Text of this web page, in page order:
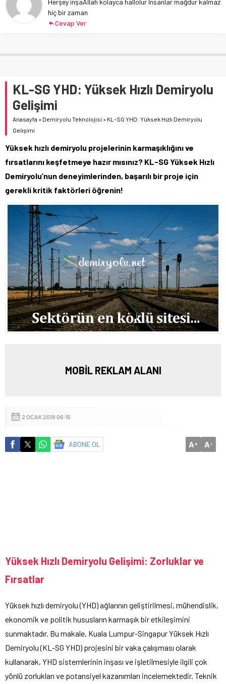
Herşey inşaAllah kolayca hallolur Insanlar mağdur kalmaz
hiç bir zaman
Cevap Ver
KL-SG YHD: Yüksek Hızlı Demiryolu
Gelişimi
Anasayfa » Demiryolu Teknolojisi » KL-SG YHD: Yüksek Hızlı Demiryolu
Gelişimi
Yüksek hızlı demiryolu projelerinin karmaşıklığını ve
fırsatlarını keşfetmeye hazır mısınız? KL-SG Yüksek Hızlı
Demiryolu’nun deneyimlerinden, başarılı bir proje için
gerekli kritik faktörleri öğrenin!
MOBİL REKLAM ALANI
2 OCAK 2018 06:15
ABONE OL A+ A-
Yüksek Hızlı Demiryolu Gelişimi: Zorluklar ve
Fırsatlar
Yüksek hızlı demiryolu (YHD) ağlarının geliştirilmesi, mühendislik,
ekonomik ve politik hususların karmaşık bir etkileşimini
sunmaktadır. Bu makale, Kuala Lumpur-Singapur Yüksek Hızlı
Demiryolu (KL-SG YHD) projesini bir vaka çalışması olarak
kullanarak, YHD sistemlerinin inşası ve işletilmesiyle ilgili çok
yönlü zorlukları ve potansiyel kazanımları incelemektedir. Teknik